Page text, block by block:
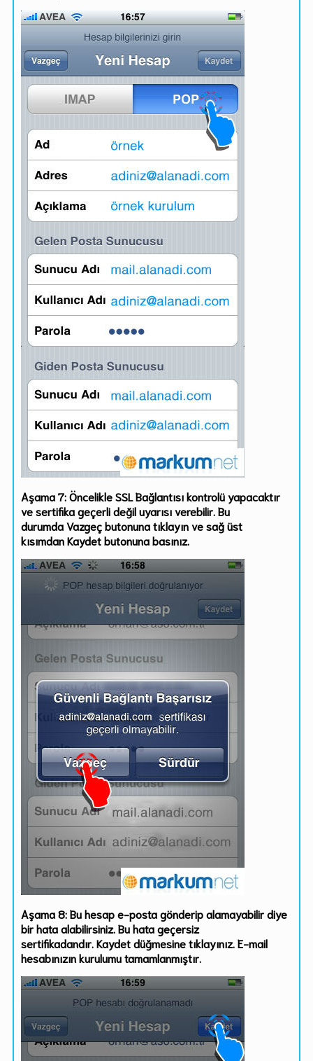
Aşama 7:Öncelikle SSL Bağlantısı kontrolü yapacaktır
vesertifika geçerli değiluyarısı verebilir. Bu
durumdaVazgeçbutonuna tıklayın ve sağ üst
kısımdanKaydetbutonuna basınız.
Aşama 8: Bu hesap e-posta gönderip alamayabilirdiye
bir hata alabilirsiniz. Bu hata geçersiz
sertifikadandır.Kaydetdüğmesine tıklayınız. E-mail
hesabınızın kurulumu tamamlanmıştır.